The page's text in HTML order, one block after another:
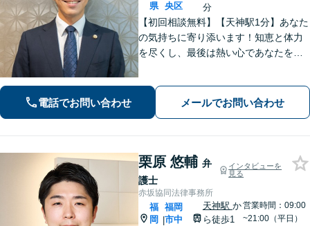
県
央区
分
【初回相談無料】【天神駅1分】あなた
の気持ちに寄り添います！知恵と体力
を尽くし、最後は熱い心であなたをサ
雑談感覚で気軽にご相談ください。
【夜間・休日相談可】
電話でお問い合わせ メールでお問い合わせ
栗原 悠輔 弁
護士
インタビューを
見る
赤坂協同法律事務所
福
岡 |
福岡
市中
天神駅 か
ら徒歩1
営業時間：09:00
~21:00（平日）